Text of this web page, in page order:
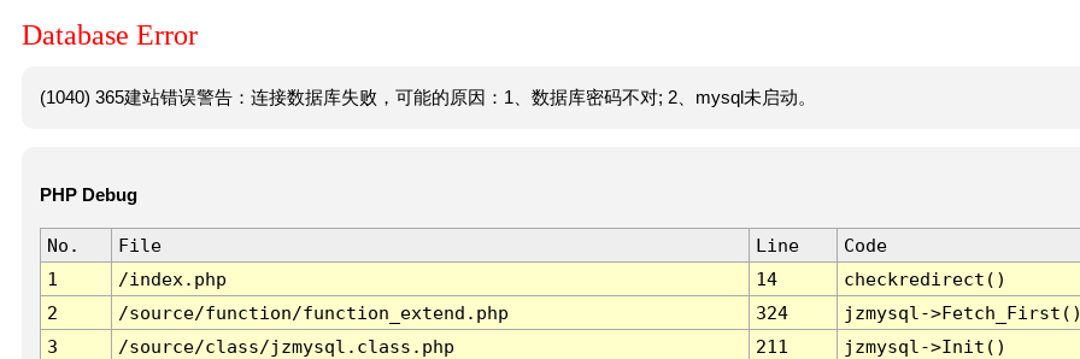
Database Error
(1040) 365建站错误警告：连接数据库失败，可能的原因：1、数据库密码不对; 2、mysql未启动。
PHP Debug
No. File Line
Code
1
/index.php 14
checkredirect()
2
/source/function/function_extend.php 324
jzmysql-
3
/source/class/jzmysql.class.php 211
jzmysql->Init()